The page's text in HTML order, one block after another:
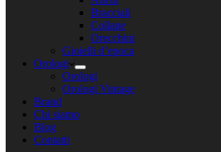
Bracciali
Collane
Orecchini
Gioielli d’epoca
Orologi
Orologi
Orologi Vintage
Brand
Chi siamo
Blog
Contatti